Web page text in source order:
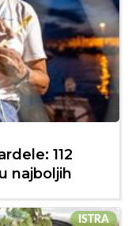
112
najboljih
ISTRA